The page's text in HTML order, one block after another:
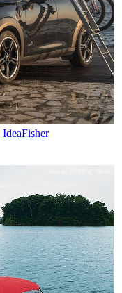
IdeaFisher